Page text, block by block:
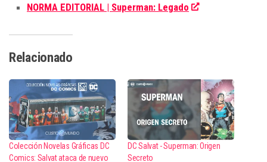
NORMA EDITORIAL | Superman: Legado
Relacionado
Colección Novelas Gráficas DC
Comics: Salvat ataca de nuevo
DC Salvat - Superman: Origen
Secreto